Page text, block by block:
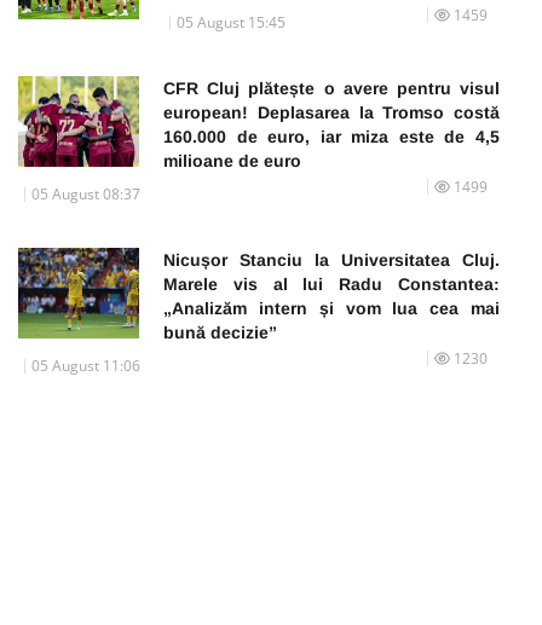
05 August 15:45 1459
CFR Cluj plătește o avere pentru visul
european! Deplasarea la Tromso costă
160.000 de euro, iar miza este de 4,5
milioane de euro
05 August 08:37 1499
Nicușor Stanciu la Universitatea Cluj.
Marele vis al lui Radu Constantea:
„Analizăm intern și vom lua cea mai
bună decizie”
05 August 11:06 1230